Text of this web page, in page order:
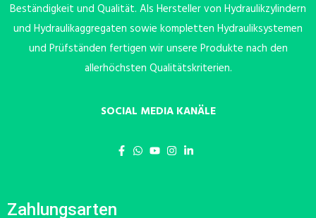
Beständigkeit und Qualität. Als Hersteller von Hydraulikzylindern
und Hydraulikaggregaten sowie kompletten Hydrauliksystemen
und Prüfständen fertigen wir unsere Produkte nach den
allerhöchsten Qualitätskriterien.
SOCIAL MEDIA KANÄLE
Zahlungsarten